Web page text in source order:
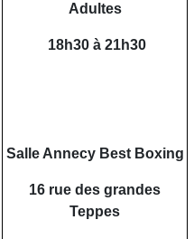
Adultes
18h30 à 21h30
Salle Annecy Best Boxing
16 rue des grandes
Teppes